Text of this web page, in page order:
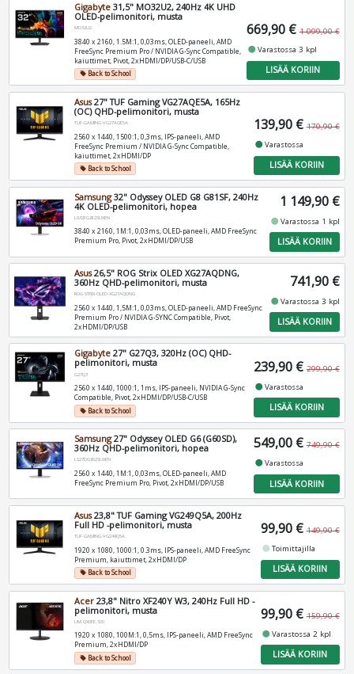
Gigabyte 31,5" MO32U2, 240Hz 4K UHD
OLED-pelimonitori, musta
MO32U2
3840 x 2160, 1.5M:1, 0,03ms, OLED-paneeli, AMD
FreeSync Premium Pro / NVIDIA G-Sync Compatible,
kaiuttimet, Pivot, 2xHDMI/DP/USB-C/USB
local_offerBack to School
669,90 € 1 099,00 €
fiber_manual_recordVarastossa 3 kpl
LISÄÄ KORIIN
Asus27" TUF Gaming VG27AQE5A, 165Hz
(OC) QHD-pelimonitori, musta
TUF-GAMING-VG27AQE5A
2560 x 1440, 1500:1, 0,3ms, IPS-paneeli, AMD
FreeSync Premium / NVIDIA G-Sync Compatible,
kaiuttimet, 2xHDMI/DP
local_offerBack to School
139,90 € 170,90 €
fiber_manual_recordVarastossa
LISÄÄ KORIIN
Samsung32" Odyssey OLED G8 G81SF, 240Hz
4K OLED-pelimonitori, hopea
LS32FG812SUXEN
3840 x 2160, 1M:1, 0,03ms, OLED-paneeli, AMD FreeSync
Premium Pro, Pivot, 2xHDMI/DP/USB
1 149,90 €
fiber_manual_recordVarastossa 1 kpl
LISÄÄ KORIIN
Asus26,5" ROG Strix OLED XG27AQDNG,
360Hz QHD-pelimonitori, musta
ROG-STRIX-OLED-XG27AQDNG
2560 x 1440, 1,5M:1, 0,03ms, OLED-paneeli, AMD FreeSync
Premium Pro / NVIDIA G-SYNC Compatible, Pivot,
2xHDMI/DP/USB
741,90 €
fiber_manual_recordVarastossa 3 kpl
LISÄÄ KORIIN
Gigabyte 27" G27Q3, 320Hz (OC) QHD-
pelimonitori, musta
G27Q3
2560 x 1440, 1000:1, 1ms, IPS-paneeli, NVIDIA G-Sync
Compatible, Pivot, 2xHDMI/DP/USB-C/USB
local_offerBack to School
239,90 € 299,90 €
fiber_manual_recordVarastossa
LISÄÄ KORIIN
Samsung27" Odyssey OLED G6 (G60SD),
360Hz QHD-pelimonitori, hopea
LS27DG602SUXEN
2560 x 1440, 1M:1, 0,03ms, OLED-paneeli, AMD
FreeSync Premium Pro, Pivot, 2xHDMI/DP/USB
549,00 € 749,90 €
fiber_manual_recordVarastossa
LISÄÄ KORIIN
Asus23,8" TUF Gaming VG249Q5A, 200Hz
Full HD -pelimonitori, musta
TUF-GAMING-VG249Q5A
1920 x 1080, 1000:1, 0.3ms, IPS-paneeli, AMD FreeSync
Premium, kaiuttimet, 2xHDMI/DP
local_offerBack to School
99,90 € 149,90 €
fiber_manual_record Toimittajilla
LISÄÄ KORIIN
Acer 23,8" Nitro XF240Y W3, 240Hz Full HD -
pelimonitori, musta
UM.QX0EE.320
1920 x 1080, 100M:1, 0,5ms, IPS-paneeli, AMD FreeSync
Premium, 2xHDMI/DP
local_offerBack to School
99,90 € 159,90 €
fiber_manual_recordVarastossa 2 kpl
LISÄÄ KORIIN